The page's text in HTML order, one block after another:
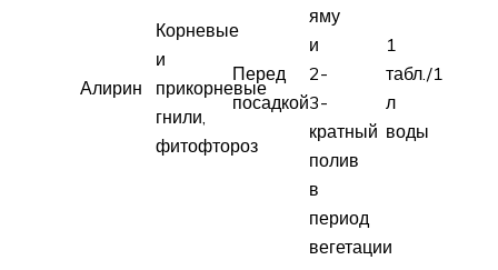
Алирин
Корневые
и
прикорневые
гнили,
фитофтороз
Перед
посадкой
яму
и
2-
3-
кратный
полив
в
период
вегетации
1
табл./1
л
воды